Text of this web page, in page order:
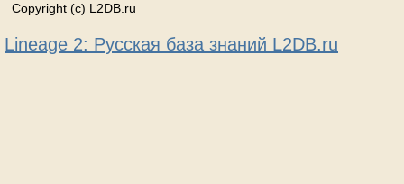
Copyright (c) L2DB.ru
Lineage 2: Русская база знаний L2DB.ru